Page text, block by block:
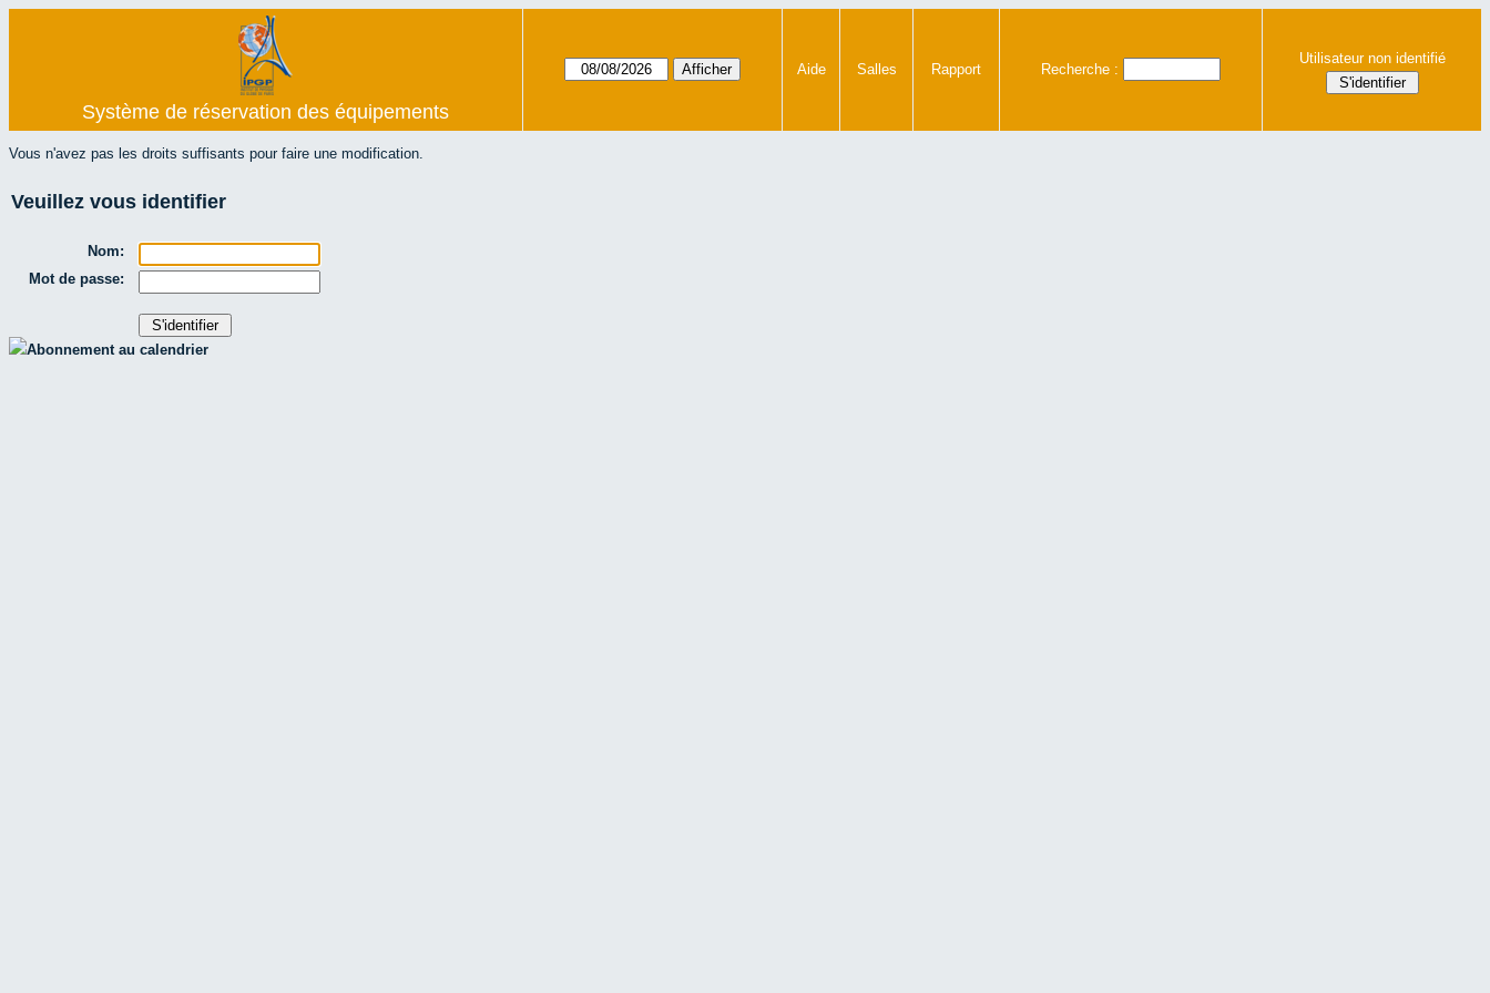
Système de réservation des équipements
Aide Salles Rapport Recherche :
Utilisateur non identifié
Vous n'avez pas les droits suffisants pour faire une modification.
Veuillez vous identifier
Nom:
Mot de passe:
Abonnement au calendrier